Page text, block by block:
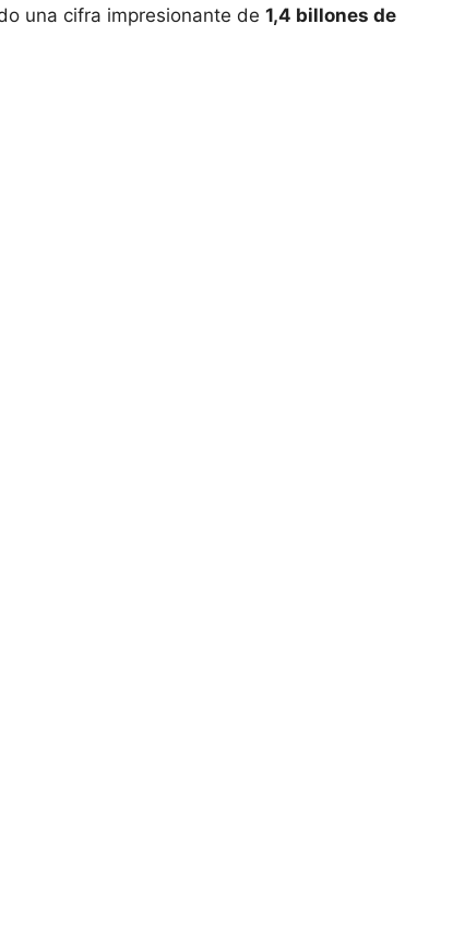
una cifra impresionante de 1,4 billones de